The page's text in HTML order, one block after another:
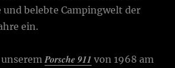
belebte Campingwelt der
ein.
Porsche 911 von 1968 am